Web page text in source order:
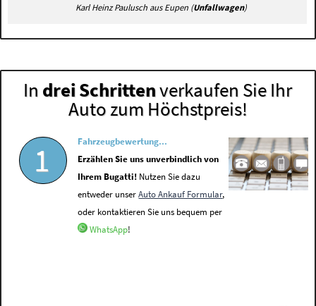
Karl Heinz Paulusch aus Eupen (Unfallwagen)
In drei Schrittenverkaufen Sie Ihr
Auto zum Höchstpreis!
1
Fahrzeugbewertung...
Erzählen Sie uns unverbindlich von
Ihrem Bugatti! Nutzen Sie dazu
entweder unserAuto Ankauf Formular,
oder kontaktieren Sie uns bequem per
WhatsApp!